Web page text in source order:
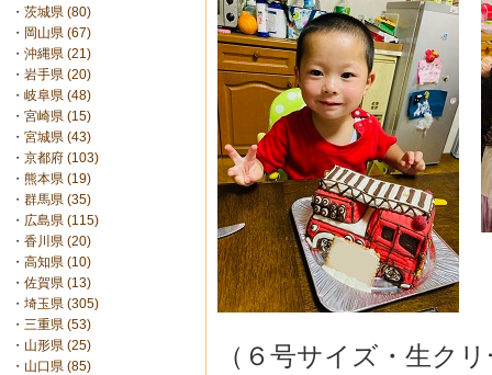
・ 茨城県 (80)
・ 岡山県 (67)
・ 沖縄県 (21)
・ 岩手県 (20)
・ 岐阜県 (48)
・ 宮崎県 (15)
・ 宮城県 (43)
・ 京都府 (103)
・ 熊本県 (19)
・ 群馬県 (35)
・ 広島県 (115)
・ 香川県 (20)
・ 高知県 (10)
・ 佐賀県 (13)
・ 埼玉県 (305)
・ 三重県 (53)
・ 山形県 (25)
・ 山口県 (85)
（６号サイズ・生ク